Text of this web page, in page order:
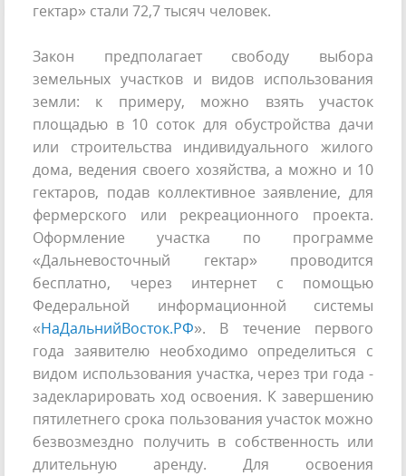
гектар» стали 72,7 тысяч человек.
Закон предполагает свободу выбора
земельных участков и видов использования
земли: к примеру, можно взять участок
площадью в 10 соток для обустройства дачи
или строительства индивидуального жилого
дома, ведения своего хозяйства, а можно и 10
гектаров, подав коллективное заявление, для
фермерского или рекреационного проекта.
Оформление участка по программе
«Дальневосточный гектар» проводится
бесплатно, через интернет с помощью
Федеральной информационной системы
«НаДальнийВосток.РФ». В течение первого
года заявителю необходимо определиться с
видом использования участка, через три года -
задекларировать ход освоения. К завершению
пятилетнего срока пользования участок можно
безвозмездно получить в собственность или
длительную аренду. Для освоения